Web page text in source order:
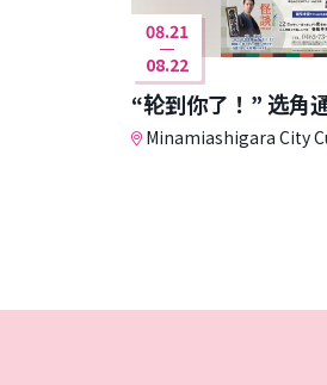
08.21
08.22
“轮到你了！” 选角
Minamiashigara City